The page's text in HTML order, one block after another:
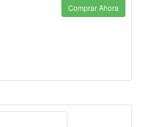
Comprar Ahora